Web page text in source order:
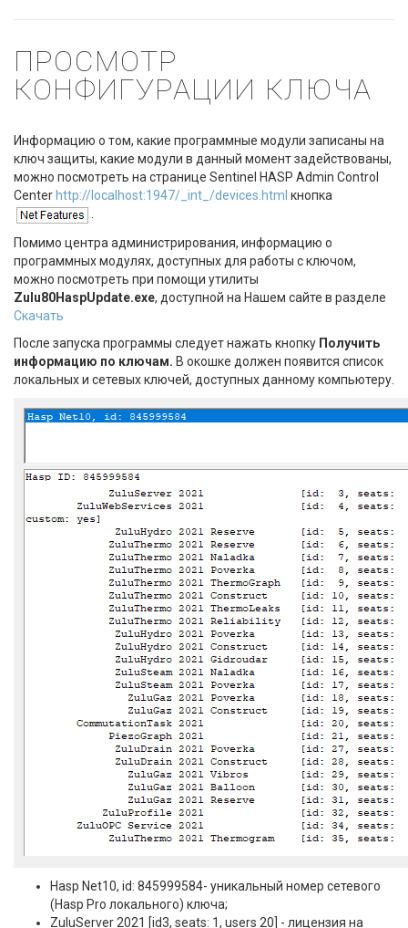
ПРОСМОТР
КОНФИГУРАЦИИ КЛЮЧА
Информацию о том, какие программные модули записаны на
ключ защиты, какие модули в данный момент задействованы,
можно посмотреть на странице Sentinel HASP Admin Control
Center http://localhost:1947/_int_/devices.html кнопка
Помимо центра администрирования, информацию о
программных модулях, доступных для работы с ключом,
можно посмотреть при помощи утилиты
Zulu80HaspUpdate.exe, доступной на Нашем сайте в разделе
Скачать
После запуска программы следует нажать кнопку Получить
информацию по ключам. В окошке должен появится список
локальных и сетевых ключей, доступных данному компьютеру.
Hasp Net10, id: 845999584- уникальный номер сетевого
(Hasp Pro локального) ключа;
ZuluServer 2021 [id3, seats: 1, users 20] - лицензия на